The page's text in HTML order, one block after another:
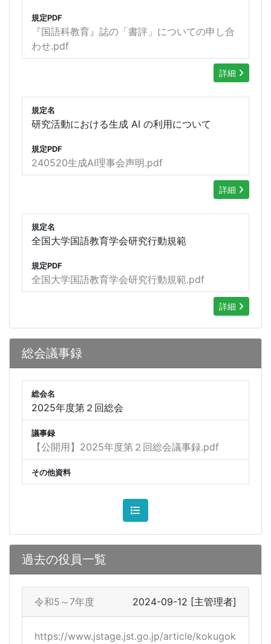
規定PDF
『国語科教育』誌の「書評」についての申し合
わせ.pdf
詳細
規定名
研究活動における生成 AI の利用について
規定PDF
240520生成AI理事会声明.pdf
詳細
規定名
全国大学国語教育学会研究行動規範
規定PDF
全国大学国語教育学会研究行動規範.pdf
詳細
総会議事録
総会名
2025年度第２回総会
議事録
【公開用】2025年度第２回総会議事録.pdf
その他資料
過去の役員一覧
令和5～7年度 2024-09-12 [主管理者]
https://www.jstage.jst.go.jp/article/kokugok